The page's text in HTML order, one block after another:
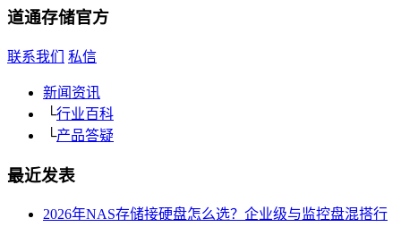
道通存储官方
联系我们 私信
新闻资讯
└行业百科
└产品答疑
最近发表
2026年NAS存储接硬盘怎么选？企业级与监控盘混搭行